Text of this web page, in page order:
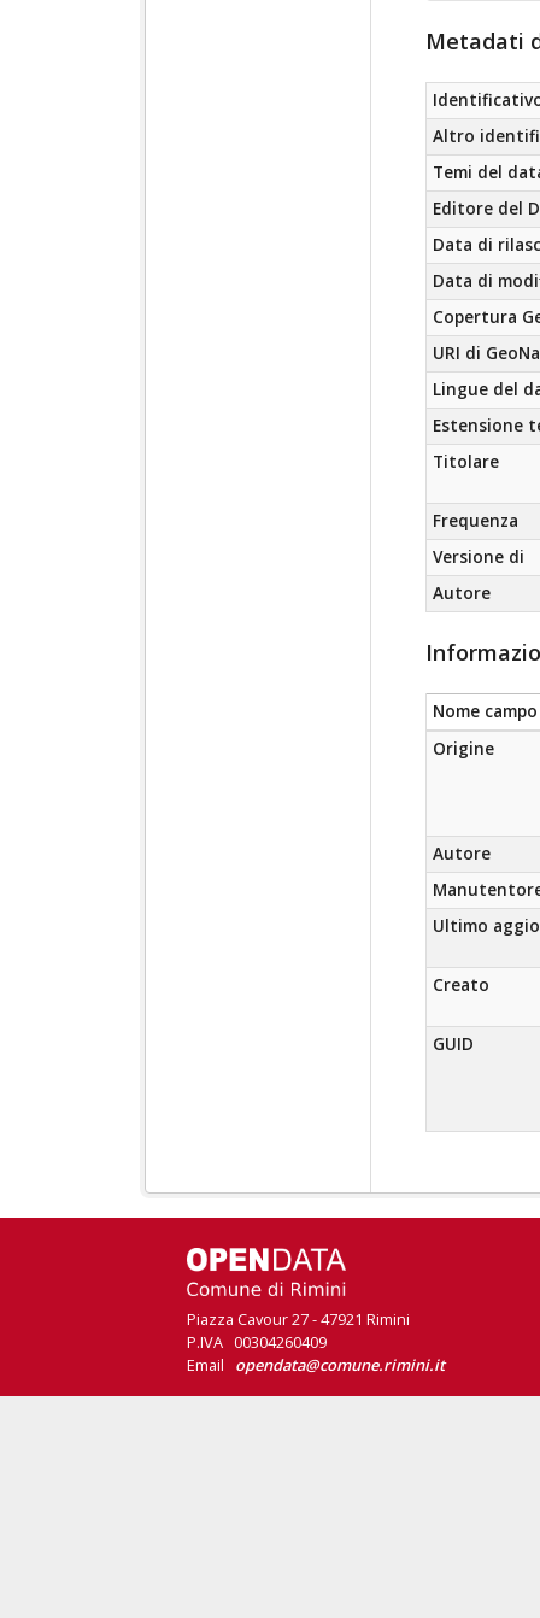
Metadati
Altro
Temi del
Editore del
Data di
Data di
Copertura
URI di
Lingue del
Estensione
Titolare
Frequenza
Versione di
Autore
Nome campo
Origine
Autore
Ultimo
Creato
GUID
Piazza Cavour 27 - 47921 Rimini
P.IVA 00304260409
Email opendata@comune.rimini.it